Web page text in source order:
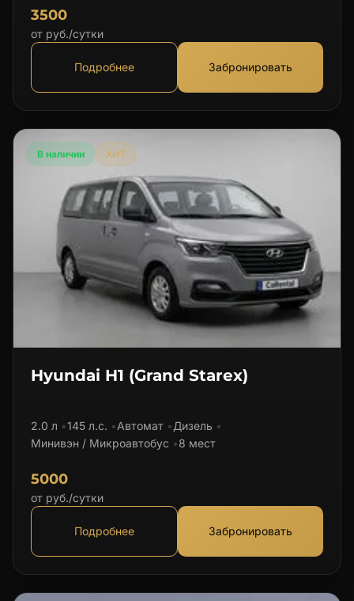
3500
от руб./сутки
Подробнее Забронировать
В наличии ХИТ
Hyundai H1 (Grand Starex)
2.0 л 145 л.с. Автомат
Дизель
Минивэн / Микроавтобус
8 мест
5000
от руб./сутки
Подробнее Забронировать